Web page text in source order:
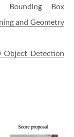
Box
and Geometry
Object Detection